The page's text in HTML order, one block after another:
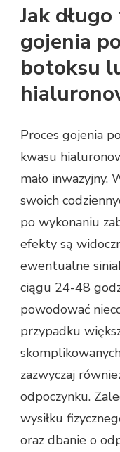
Jak
gojenia
botoksu
Proces gojenia
kwasu
mało inwazyjny.
swoich
po wykonaniu
efekty są
ewentualne
ciągu 24-48
powodować
przypadku
zazwyczaj
odpoczynku.
wysiłku
oraz dbanie o